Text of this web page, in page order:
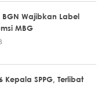
Wajibkan Label
MBG
Kepala SPPG, Terlibat